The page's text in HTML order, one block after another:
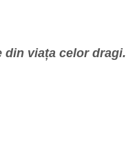
din viața celor dragi.